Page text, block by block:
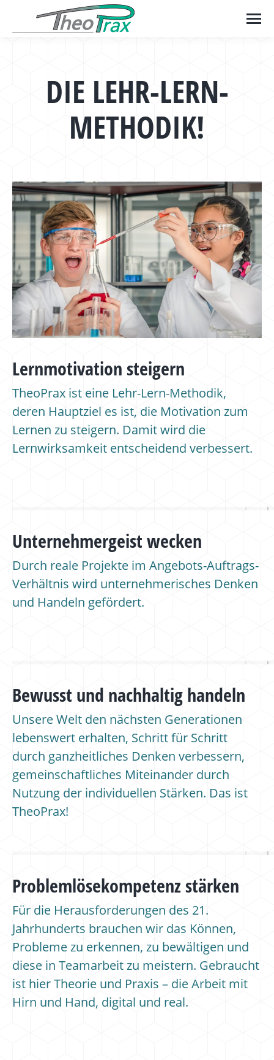
DIE LEHR-LERN-
METHODIK!
Lernmotivation steigern
TheoPrax ist eine Lehr-Lern-Methodik,
deren Hauptziel es ist, die Motivation zum
Lernen zu steigern. Damit wird die
Lernwirksamkeit entscheidend verbessert.
Unternehmergeist wecken
Durch reale Projekte im Angebots-Auftrags-
Verhältnis wird unternehmerisches Denken
und Handeln gefördert.
Bewusst und nachhaltig handeln
Unsere Welt den nächsten Generationen
lebenswert erhalten, Schritt für Schritt
durch ganzheitliches Denken verbessern,
gemeinschaftliches Miteinander durch
Nutzung der individuellen Stärken. Das ist
TheoPrax!
Problemlösekompetenz stärken
Für die Herausforderungen des 21.
Jahrhunderts brauchen wir das Können,
Probleme zu erkennen, zu bewältigen und
diese in Teamarbeit zu meistern. Gebraucht
ist hier Theorie und Praxis – die Arbeit mit
Hirn und Hand, digital und real.